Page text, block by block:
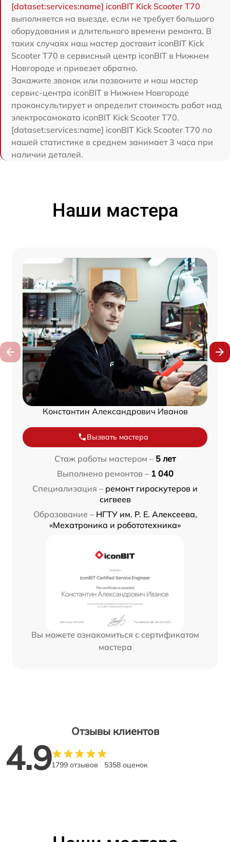
[dataset:services:name] iconBIT Kick Scooter T70
выполняется на выезде, если не требует большого
оборудования и длительного времени ремонта. В
таких случаях наш мастер доставит iconBIT Kick
Scooter T70 в сервисный центр iconBIT в Нижнем
Новгороде и привезет обратно.
Закажите звонок или позвоните и наш мастер
сервис-центра iconBIT в Нижнем Новгороде
проконсультирует и определит стоимость работ над
электросамоката iconBIT Kick Scooter T70.
[dataset:services:name] iconBIT Kick Scooter T70 по
нашей статистике в среднем занимает 3 часа при
наличии деталей.
Наши мастера
Константин Александрович Иванов
Вызвать мастера
Стаж работы мастером – 5 лет
Выполнено ремонтов – 1 040
Специализация – ремонт гироскутеров и
сигвеев
Образование – НГТУ им. Р. Е. Алексеева,
«Мехатроника и робототехника»
Вы можете ознакомиться с сертификатом
мастера
Отзывы клиентов
4.91799 отзывов 5358 оценок